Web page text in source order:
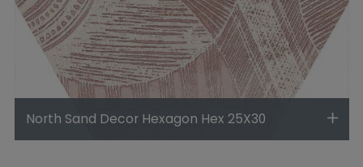
North Sand Decor Hexagon Hex 25X30